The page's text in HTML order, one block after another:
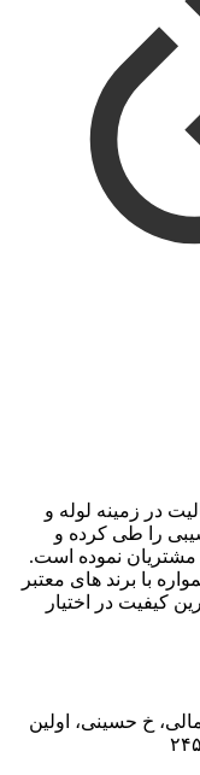
در زمینه لوله و
را طی کرده و
مشتریان نموده است.
با برند های معتبر
کیفیت در اختیار
۱۶متری اول شمالی، خ حسینی، اولین